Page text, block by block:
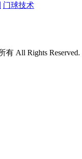
门球技术
有 All Rights Reserved.